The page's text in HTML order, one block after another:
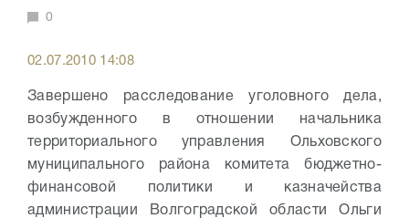
0
02.07.2010 14:08
Завершено расследование уголовного дела,
возбужденного в отношении начальника
территориального управления Ольховского
муниципального района комитета бюджетно-
финансовой политики и казначейства
администрации Волгоградской области Ольги